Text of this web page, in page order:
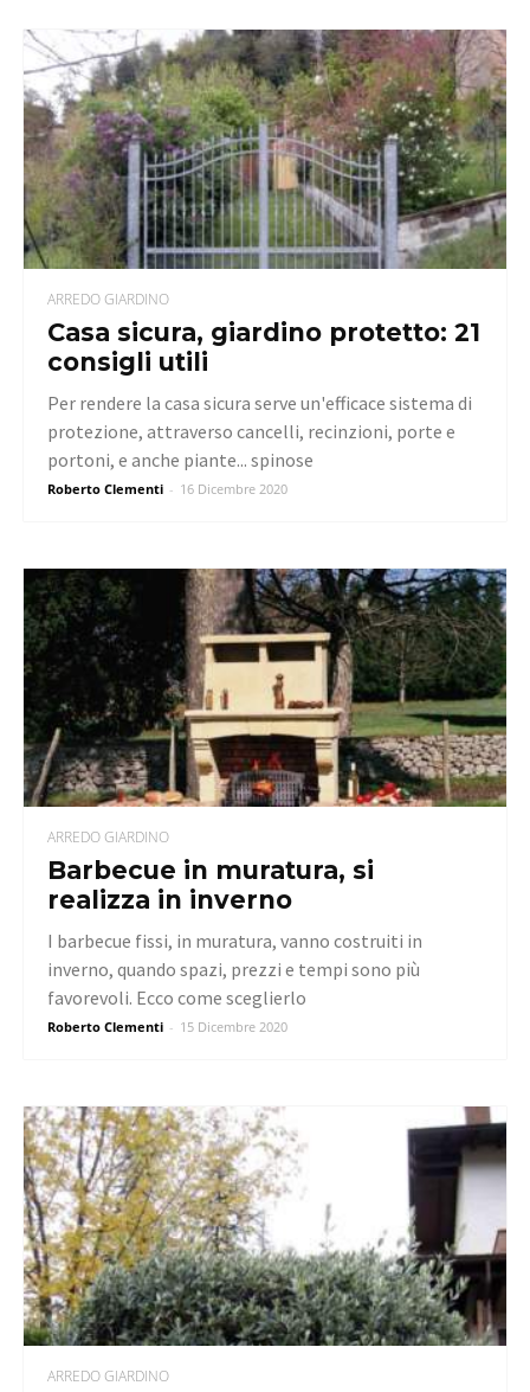
ARREDO GIARDINO
Casa sicura, giardino protetto: 21
consigli utili
Roberto Clementi - 16 Dicembre 2020
Per rendere la casa sicura serve un'efficace sistema di
protezione, attraverso cancelli, recinzioni, porte e
portoni, e anche piante... spinose
ARREDO GIARDINO
Barbecue in muratura, si
realizza in inverno
Roberto Clementi - 15 Dicembre 2020
I barbecue fissi, in muratura, vanno costruiti in
inverno, quando spazi, prezzi e tempi sono più
favorevoli. Ecco come sceglierlo
ARREDO GIARDINO